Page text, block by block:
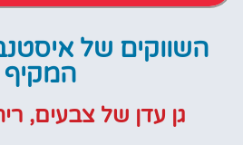
השווקים של
המקיף
גן עדן של צבעים,